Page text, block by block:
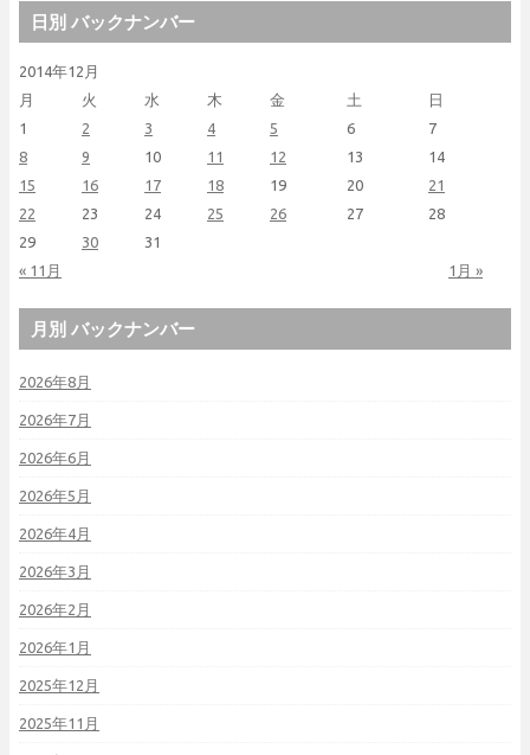
日別 バックナンバー
2014年12月
月
火 水 木 金 土 日
« 11月 1月 »
1 2 3 4 5 6
7
8
9 10 11 12 13
14
15
16 17 18 19 20
21
22
23 24 25 26 27
28
29
30 31
月別 バックナンバー
2026年8月
2026年7月
2026年6月
2026年5月
2026年4月
2026年3月
2026年2月
2026年1月
2025年12月
2025年11月